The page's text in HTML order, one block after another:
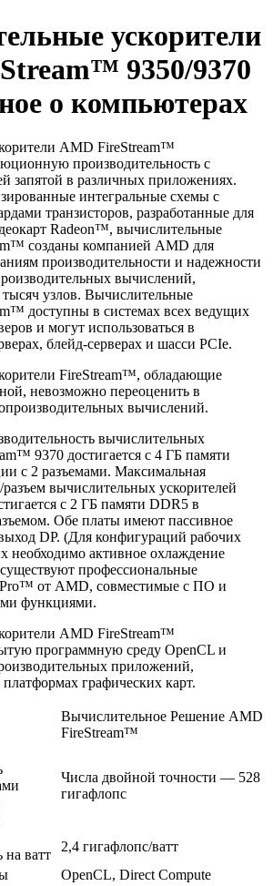
ускорители
9350/9370
о компьютерах
AMD FireStream™
производительность с
запятой в различных приложениях.
интегральные схемы с
транзисторов, разработанные для
Radeon™, вычислительные
созданы компанией AMD для
производительности и надежности
вычислений,
узлов. Вычислительные
доступны в системах всех ведущих
и могут использоваться в
блейд-серверах и шасси PCIe.
FireStream™, обладающие
невозможно переоценить в
вычислений.
вычислительных
9370 достигается с 4 ГБ памяти
с 2 разъемами. Максимальная
разъем вычислительных ускорителей
с 2 ГБ памяти DDR5 в
Обе платы имеют пассивное
DP. (Для конфигураций рабочих
необходимо активное охлаждение
профессиональные
от AMD, совместимые с ПО и
функциями.
AMD FireStream™
программную среду OpenCL и
приложений,
графических карт.
Вычислительное Решение AMD
FireStream™
Числа двойной точности — 528
гигафлопс
на ватт
2,4 гигафлопс/ватт
OpenCL, Direct Compute